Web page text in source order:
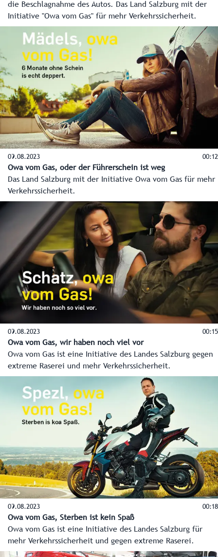
die Beschlagnahme des Autos. Das Land Salzburg mit der
Initiative "Owa vom Gas" für mehr Verkehrssicherheit.
09.08.2023 00:12
Owa vom Gas, oder der Führerschein ist weg
Das Land Salzburg mit der Initiative Owa vom Gas für mehr
Verkehrssicherheit.
09.08.2023 00:15
Owa vom Gas, wir haben noch viel vor
Owa vom Gas ist eine Initiative des Landes Salzburg gegen
extreme Raserei und mehr Verkehrssicherheit.
09.08.2023 00:18
Owa vom Gas, Sterben ist kein Spaß
Owa vom Gas ist eine Initiative des Landes Salzburg für
mehr Verkehrssicherheit und gegen extreme Raserei.